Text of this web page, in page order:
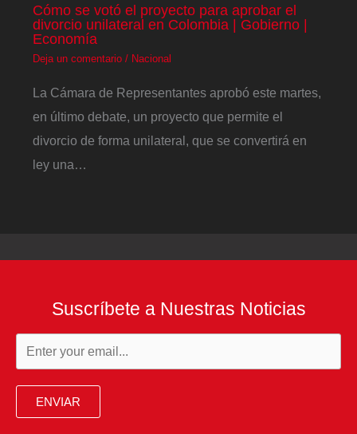
Cómo se votó el proyecto para aprobar el
divorcio unilateral en Colombia | Gobierno |
Economía
Deja un comentario / Nacional
La Cámara de Representantes aprobó este martes,
en último debate, un proyecto que permite el
divorcio de forma unilateral, que se convertirá en
ley una…
Suscríbete a Nuestras Noticias
ENVIAR